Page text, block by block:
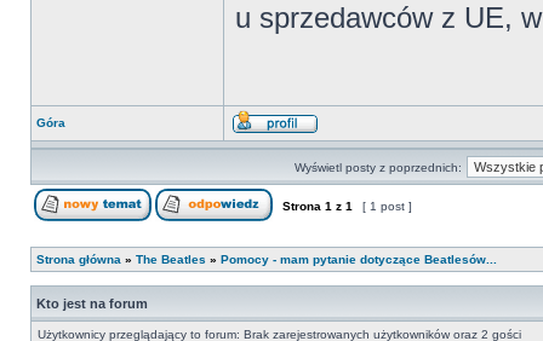
u sprzedawców z UE,
Góra
Wyświetl posty z poprzednich:
Strona 1 z 1 [ 1 post ]
Strona główna » The Beatles » Pomocy - mam pytanie dotyczące Beatlesów...
Kto jest na forum
Użytkownicy przeglądający to forum: Brak zarejestrowanych użytkowników oraz 2 gości